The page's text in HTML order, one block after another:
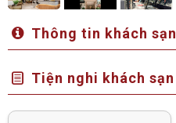
Thông tin khách sạn
Tiện nghi khách sạn